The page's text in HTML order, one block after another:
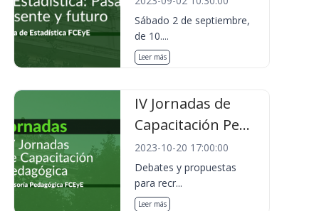
Sábado 2 de septiembre,
de 10....
Leer más
IV Jornadas de
Capacitación Pe...
2023-10-20 17:00:00
Debates y propuestas
para recr...
Leer más